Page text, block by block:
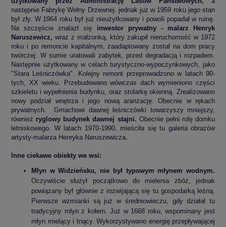
następnie Fabrykę Wełny Drzewnej. jednak już w 1959 roku jego stan
był zły. W 1964 roku był już nieużytkowany i powoli popadał w ruinę.
Na szczęście znalazł się inwestor prywatny - malarz Henryk
Naruszewicz, wraz z małżonką, który zakupił nieruchomość w 1972
roku i po remoncie kapitalnym, zaadaptowany został na dom pracy
twórczej. W sumie uratowali zabytek, przed degradacją i rozpadem.
Następnie użytkowany w celach turystyczno-wypoczynkowych, jako
"Stara Leśniczówka". Kolejny remont przeprowadzono w latach 90-
tych, XX wieku. Przebudowano wówczas dach wymieniono części
szkieletu i wypełnienia budynku, oraz stolarkę okienną. Zrealizowano
nowy podział wnętrza i jego nową aranżację. Obecnie w rękach
prywatnych. Gmachowi dawnej leśniczówki towarzyszy mniejszy,
również ryglowy budynek dawnej stajni. Obecnie pełni rolę domku
letniskowego. W latach 1970-1990, mieściła się tu galeria obrazów
artysty-malarza Henryka Naruszewicza.
Inne ciekawe obiekty we wsi:
Młyn w Widzieńsku, nie był typowym młynem wodnym.
Oczywiście służył początkowo do mielenia zbóż, jednak
powiązany był głównie z rozwijającą się tu gospodarką leśną.
Pierwsze wzmianki są już w średniowieczu, gdy działał tu
tradycyjny młyn z kołem. Już w 1668 roku, wspominany jest
młyn mielący i tnący. Wykorzystywano energię przepływającej